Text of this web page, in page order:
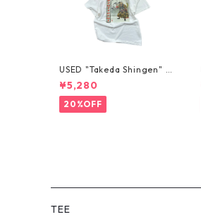
USED "Takeda Shingen" T
EE
¥5,280
20%OFF
TEE